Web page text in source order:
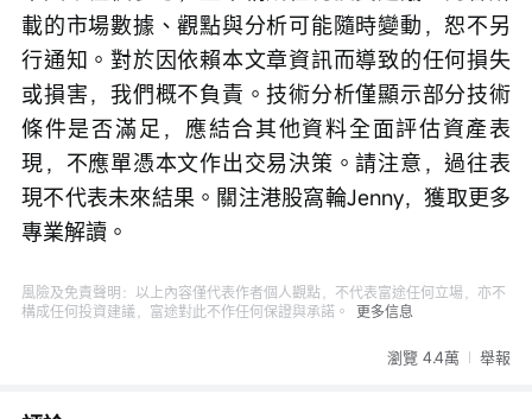
載的市場數據、觀點與分析可能隨時變動，恕不另
行通知。對於因依賴本文章資訊而導致的任何損失
或損害，我們概不負責。技術分析僅顯示部分技術
條件是否滿足，應結合其他資料全面評估資產表
現，不應單憑本文作出交易決策。請注意，過往表
現不代表未來結果。關注港股窩輪Jenny，獲取更多
專業解讀。
風險及免責聲明：以上內容僅代表作者個人觀點，不代表富途任何立場，亦不
構成任何投資建議，富途對此不作任何保證與承諾。
更多信息
瀏覽 4.4萬 舉報